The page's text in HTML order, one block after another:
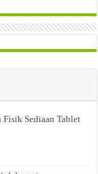
Fisik Sediaan Tablet